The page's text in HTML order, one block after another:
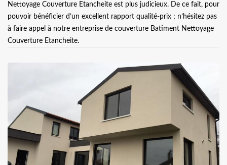
Nettoyage Couverture Etancheite est plus judicieux. De ce fait, pour
pouvoir bénéficier d’un excellent rapport qualité-prix ; n’hésitez pas
à faire appel à notre entreprise de couverture Batiment Nettoyage
Couverture Etancheite.